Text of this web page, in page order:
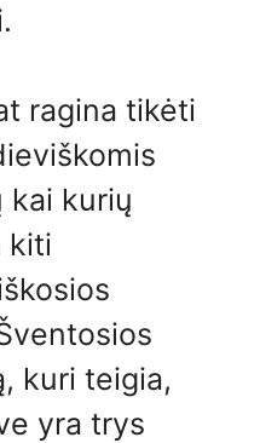
ragina tikėti
kai kurių
kiti
kuri teigia,
yra trys